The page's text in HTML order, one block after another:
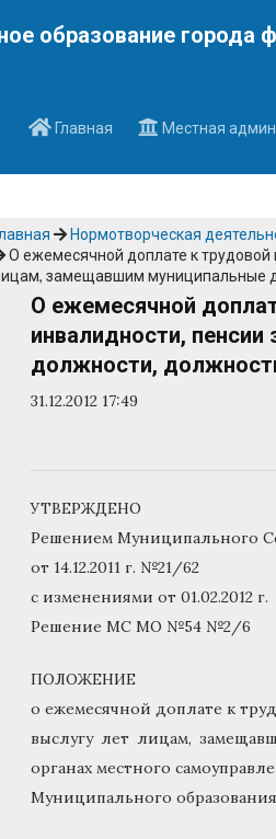
образование города
Главная
Местная
Нормотворческая
О ежемесячной доплате к трудовой
замещавшим муниципальные
О ежемесячной
инвалидности,
должности,
31.12.2012 17:49
УТВЕРЖДЕНО
Решением Муниципального
от 14.12.2011 г. №21/62
с изменениями от 01.02.2012 г.
Решение МС МО №54 №2/6
ПОЛОЖЕНИЕ
о ежемесячной доплате к
выслугу лет лицам,
органах местного
Муниципального